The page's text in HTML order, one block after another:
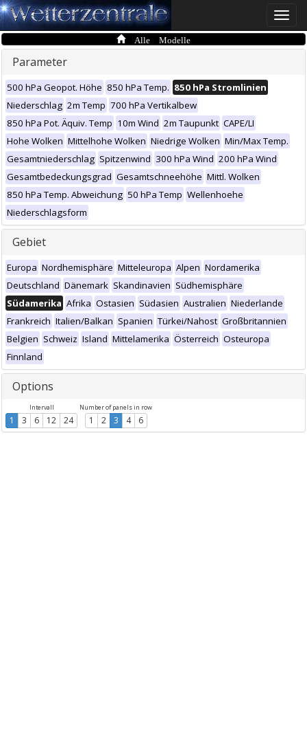
Toggle
Alle Modelle
Parameter
500 hPa Geopot. Höhe 850 hPa Temp. 850 hPa Stromlinien
Niederschlag 2m Temp 700 hPa Vertikalbew
850 hPa Pot. Äquiv. Temp 10m Wind 2m Taupunkt CAPE/LI
Hohe Wolken Mittelhohe Wolken Niedrige Wolken Min/Max Temp.
Gesamtniederschlag Spitzenwind 300 hPa Wind 200 hPa Wind
Gesamtbedeckungsgrad Gesamtschneehöhe Mittl. Wolken
850 hPa Temp. Abweichung 50 hPa Temp Wellenhoehe
Niederschlagsform
Gebiet
Europa Nordhemisphäre Mitteleuropa Alpen Nordamerika
Deutschland Dänemark Skandinavien Südhemisphäre
Südamerika Afrika Ostasien Südasien Australien Niederlande
Frankreich Italien/Balkan Spanien Türkei/Nahost Großbritannien
Belgien Schweiz Island Mittelamerika Österreich Osteuropa
Finnland
Options
Intervall
1 3 6 12 24
Number of panels in row
1 2 3 4 6